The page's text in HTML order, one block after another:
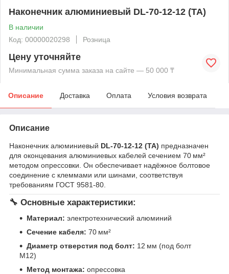
Наконечник алюминиевый DL-70-12-12 (TA)
В наличии
Код: 00000020298
Розница
Цену уточняйте
Минимальная сумма заказа на сайте — 50 000 ₸
Описание Доставка Оплата Условия возврата
Описание
Наконечник алюминиевый DL-70-12-12 (ТА) предназначен
для оконцевания алюминиевых кабелей сечением 70 мм²
методом опрессовки. Он обеспечивает надёжное болтовое
соединение с клеммами или шинами, соответствуя
требованиям ГОСТ 9581-80.
🔧 Основные характеристики:
Материал: электротехнический алюминий
Сечение кабеля: 70 мм²
Диаметр отверстия под болт: 12 мм (под болт
М12)
Метод монтажа: опрессовка